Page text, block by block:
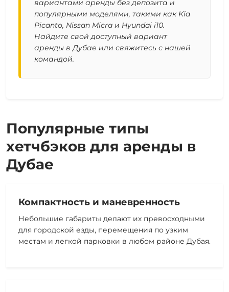
вариантами аренды без депозита и
популярными моделями, такими как Kia
Picanto, Nissan Micra и Hyundai i10.
Найдите свой доступный вариант
аренды в Дубае или свяжитесь с нашей
командой.
Популярные типы
хетчбэков для аренды в
Дубае
Компактность и маневренность
Небольшие габариты делают их превосходными
для городской езды, перемещения по узким
местам и легкой парковки в любом районе Дубая.